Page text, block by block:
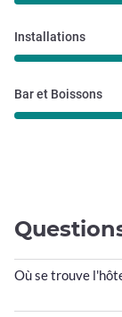
Installations
Bar et Boissons
Où se trouve